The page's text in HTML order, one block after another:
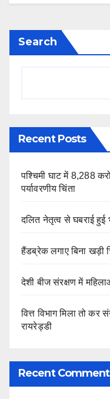
Search
Recent Posts
पश्चिमी घाट में 8,288
पर्यावरणीय चिंता
दलित नेतृत्व से घबराई हुई
हैंडब्रेक लगाए बिना खड़ी
देशी बीज संरक्षण में
वित्त विभाग मिला तो कर
रायरेड्डी
Recent